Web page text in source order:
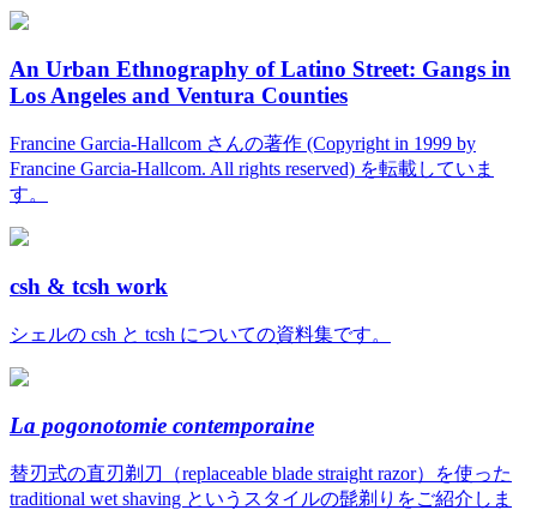
An Urban Ethnography of Latino Street: Gangs in
Los Angeles and Ventura Counties
Francine Garcia-Hallcom さんの著作 (Copyright in 1999 by
Francine Garcia-Hallcom. All rights reserved) を転載していま
す。
csh & tcsh work
シェルの csh と tcsh についての資料集です。
La pogonotomie contemporaine
替刃式の直刃剃刀（replaceable blade straight razor）を使った
traditional wet shaving というスタイルの髭剃りをご紹介しま